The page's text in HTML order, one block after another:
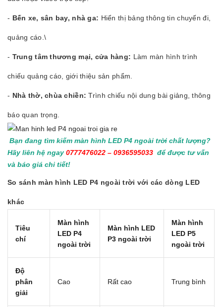
- Bến xe, sân bay, nhà ga: Hiển thị bảng thông tin chuyến đi,
quảng cáo.\
- Trung tâm thương mại, cửa hàng: Làm màn hình trình
chiếu quảng cáo, giới thiệu sản phẩm.
- Nhà thờ, chùa chiền: Trình chiếu nội dung bài giảng, thông
báo quan trọng.
Bạn đang tìm kiếm màn hình LED P4 ngoài trời chất lượng?
Hãy liên hệ ngay0777476022 – 0936595033 để được tư vấn
và báo giá chi tiết!
So sánh màn hình LED P4 ngoài trời với các dòng LED
khác
Tiêu
chí
Màn hình
LED P4
ngoài trời
Màn hình LED
P3 ngoài trời
Màn hình
LED P5
ngoài trời
Độ
phân
giải
Cao Rất cao Trung bình